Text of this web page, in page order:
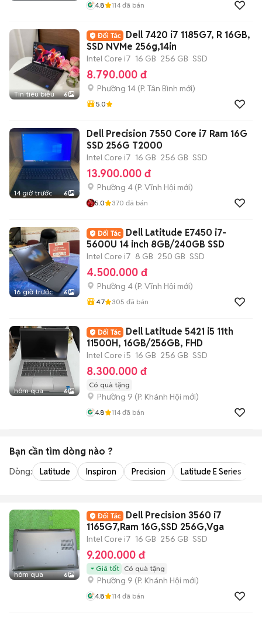
4.8 114 đã bán
Tin tiêu biểu 6
Dell 7420 i7 1185G7, R 16GB,
SSD NVMe 256g,14in
Intel Core i7 16 GB 256 GB SSD
8.790.000 đ
Phường 14 (P. Tân Bình mới)
5.0
14 giờ trước 6
Dell Precision 7550 Core i7 Ram 16G
SSD 256G T2000
Intel Core i7 16 GB 256 GB SSD
13.900.000 đ
Phường 4 (P. Vĩnh Hội mới)
5.0 370 đã bán
16 giờ trước 6
Dell Latitude E7450 i7-
5600U 14 inch 8GB/240GB SSD
Intel Core i7 8 GB 250 GB SSD
4.500.000 đ
Phường 4 (P. Vĩnh Hội mới)
4.7 305 đã bán
hôm qua 6
Dell Latitude 5421 i5 11th
11500H, 16GB/256GB, FHD
Intel Core i5 16 GB 256 GB SSD
8.300.000 đ
Có quà tặng
Phường 9 (P. Khánh Hội mới)
4.8 114 đã bán
Bạn cần tìm dòng nào ?
Dòng: Latitude Inspiron Precision Latitude E Series
hôm qua 6
Dell Precision 3560 i7
1165G7,Ram 16G,SSD 256G,Vga
Intel Core i7 16 GB 256 GB SSD
9.200.000 đ
Giá tốt Có quà tặng
Phường 9 (P. Khánh Hội mới)
4.8 114 đã bán